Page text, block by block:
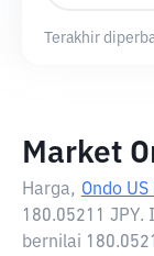
Terakhir
Market
Harga, Ondo
180.05211 JPY.
bernilai